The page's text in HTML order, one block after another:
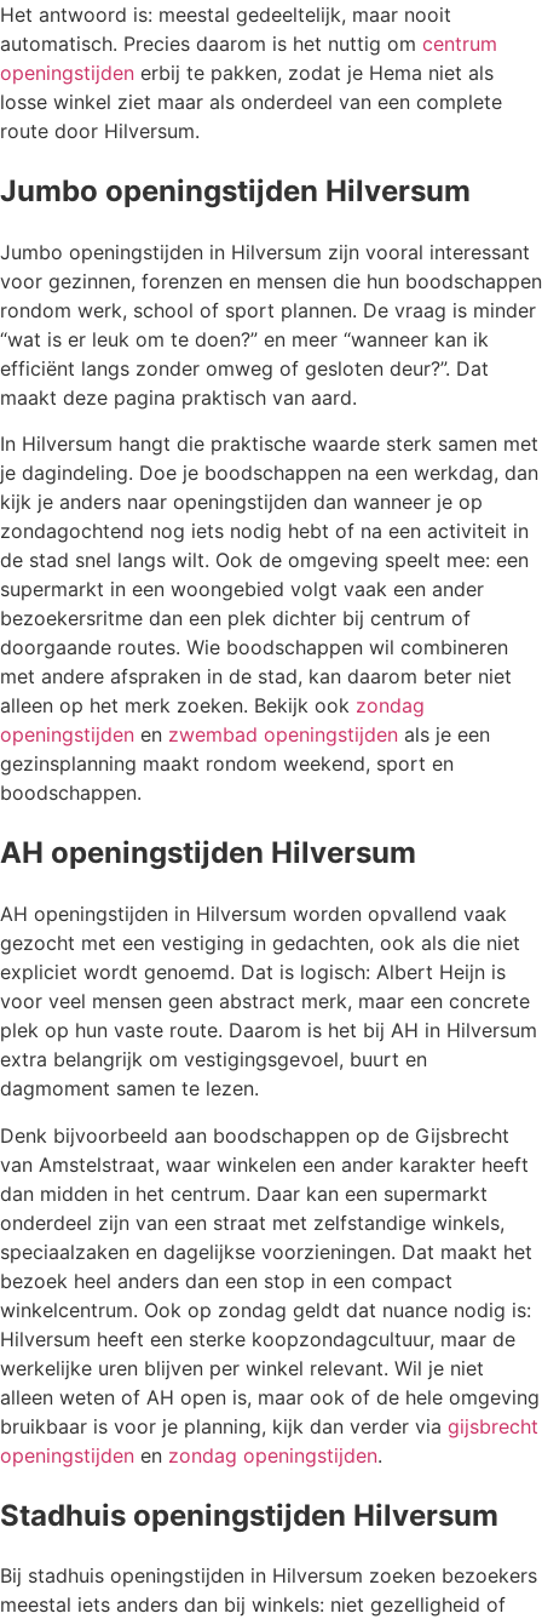
Het antwoord is: meestal gedeeltelijk, maar nooit
automatisch. Precies daarom is het nuttig om centrum
openingstijden erbij te pakken, zodat je Hema niet als
losse winkel ziet maar als onderdeel van een complete
route door Hilversum.
Jumbo openingstijden Hilversum
Jumbo openingstijden in Hilversum zijn vooral interessant
voor gezinnen, forenzen en mensen die hun boodschappen
rondom werk, school of sport plannen. De vraag is minder
“wat is er leuk om te doen?” en meer “wanneer kan ik
efficiënt langs zonder omweg of gesloten deur?”. Dat
maakt deze pagina praktisch van aard.
In Hilversum hangt die praktische waarde sterk samen met
je dagindeling. Doe je boodschappen na een werkdag, dan
kijk je anders naar openingstijden dan wanneer je op
zondagochtend nog iets nodig hebt of na een activiteit in
de stad snel langs wilt. Ook de omgeving speelt mee: een
supermarkt in een woongebied volgt vaak een ander
bezoekersritme dan een plek dichter bij centrum of
doorgaande routes. Wie boodschappen wil combineren
met andere afspraken in de stad, kan daarom beter niet
alleen op het merk zoeken. Bekijk ook zondag
openingstijden en zwembad openingstijden als je een
gezinsplanning maakt rondom weekend, sport en
boodschappen.
AH openingstijden Hilversum
AH openingstijden in Hilversum worden opvallend vaak
gezocht met een vestiging in gedachten, ook als die niet
expliciet wordt genoemd. Dat is logisch: Albert Heijn is
voor veel mensen geen abstract merk, maar een concrete
plek op hun vaste route. Daarom is het bij AH in Hilversum
extra belangrijk om vestigingsgevoel, buurt en
dagmoment samen te lezen.
Denk bijvoorbeeld aan boodschappen op de Gijsbrecht
van Amstelstraat, waar winkelen een ander karakter heeft
dan midden in het centrum. Daar kan een supermarkt
onderdeel zijn van een straat met zelfstandige winkels,
speciaalzaken en dagelijkse voorzieningen. Dat maakt het
bezoek heel anders dan een stop in een compact
winkelcentrum. Ook op zondag geldt dat nuance nodig is:
Hilversum heeft een sterke koopzondagcultuur, maar de
werkelijke uren blijven per winkel relevant. Wil je niet
alleen weten of AH open is, maar ook of de hele omgeving
bruikbaar is voor je planning, kijk dan verder via gijsbrecht
openingstijden en zondag openingstijden.
Stadhuis openingstijden Hilversum
Bij stadhuis openingstijden in Hilversum zoeken bezoekers
meestal iets anders dan bij winkels: niet gezelligheid of